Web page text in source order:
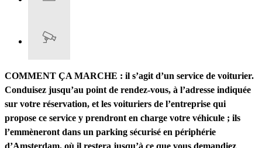
COMMENT ÇA MARCHE : il s’agit d’un service de voiturier.
Conduisez jusqu’au point de rendez-vous, à l’adresse indiquée
sur votre réservation, et les voituriers de l’entreprise qui
propose ce service y prendront en charge votre véhicule ; ils
l’emmèneront dans un parking sécurisé en périphérie
d’Amsterdam, où il restera jusqu’à ce que vous demandiez